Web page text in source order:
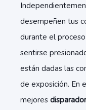
desempeñen tus
durante el
sentirse
están dadas las
de exposición. En
mejores